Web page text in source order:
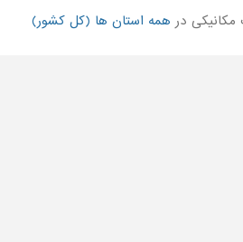
در همه استان ها (کل کشور)